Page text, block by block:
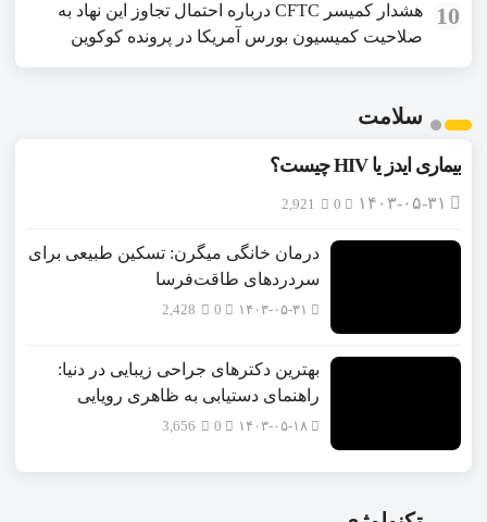
10
هشدار کمیسر CFTC درباره احتمال تجاوز این نهاد به
صلاحیت کمیسیون بورس آمریکا در پرونده کوکوین
سلامت
بیماری ایدز یا HIV چیست؟
۱۴۰۳-۰۵-۳۱ 2,921
درمان خانگی میگرن: تسکین طبیعی برای
سردردهای طاقت‌فرسا
۱۴۰۳-۰۵-۳۱ 2,428
بهترین دکترهای جراحی زیبایی در دنیا:
راهنمای دستیابی به ظاهری رویایی
۱۴۰۳-۰۵-۱۸ 3,656